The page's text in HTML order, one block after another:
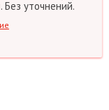
Без уточнений.